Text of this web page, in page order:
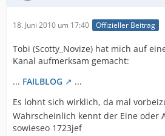
18. Juni 2010 um 17:40 Offizieller Beitrag
Tobi (Scotty_Novize) hat mich auf
Kanal aufmerksam gemacht:
... FAILBLOG
...
Es lohnt sich wirklich, da mal
Wahrscheinlich kennt der Eine oder
sowieseo 1723jef